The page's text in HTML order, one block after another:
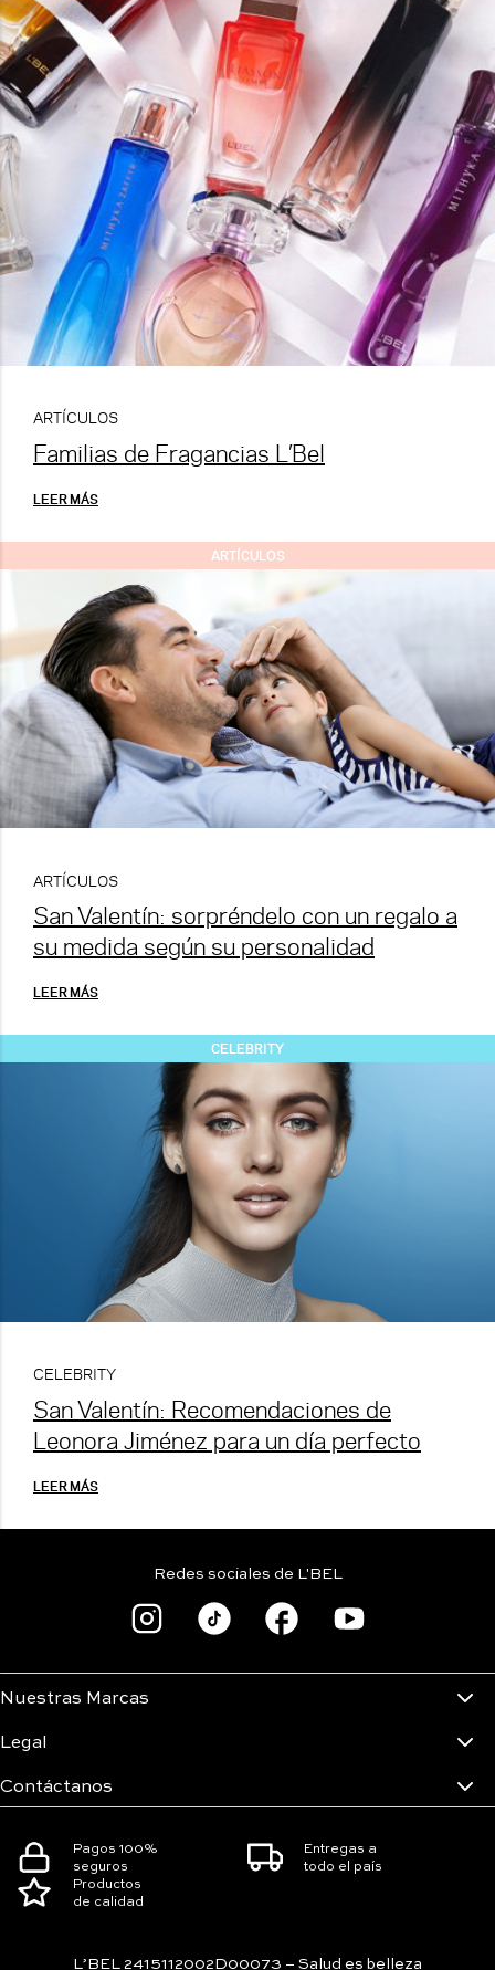
ARTÍCULOS
Familias de Fragancias L’Bel
LEER MÁS
ARTÍCULOS
ARTÍCULOS
San Valentín: sorpréndelo con un regalo a
su medida según su personalidad
LEER MÁS
CELEBRITY
CELEBRITY
San Valentín: Recomendaciones de
Leonora Jiménez para un día perfecto
LEER MÁS
Nuestras Marcas
Legal
Contáctanos
Redes sociales de L'BEL
Pagos 100%
seguros
Entregas a
todo el país
Productos
de calidad
L’BEL 2415112002D00073 – Salud es belleza